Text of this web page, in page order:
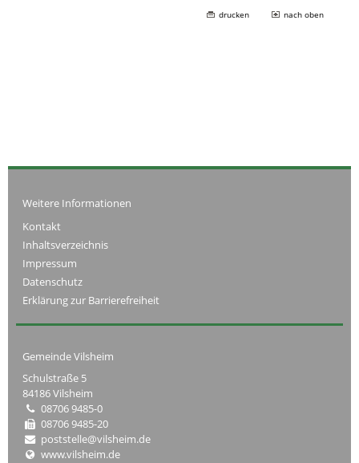
drucken nach oben
Weitere Informationen
Kontakt
Inhaltsverzeichnis
Impressum
Datenschutz
Erklärung zur Barrierefreiheit
Gemeinde Vilsheim
Schulstraße 5
84186 Vilsheim
08706 9485-0
08706 9485-20
poststelle@vilsheim.de
www.vilsheim.de